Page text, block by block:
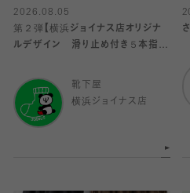
2026.08.05
第２弾【横浜ジョイナス店オリジナ
ルデザイン 滑り止め付き５本指ソ
靴下屋
横浜ジョイナス店